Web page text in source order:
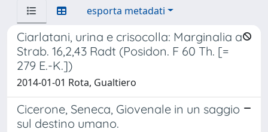
esporta metadati
Ciarlatani, urina e crisocolla: Marginalia a
Strab. 16,2,43 Radt (Posidon. F 60 Th. [=
279 E.-K.])
2014-01-01 Rota, Gualtiero
Cicerone, Seneca, Giovenale in un saggio
sul destino umano.